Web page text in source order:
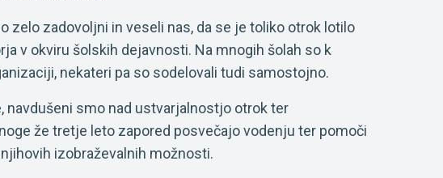
zelo zadovoljni in veseli nas, da se je toliko otrok lotilo
v okviru šolskih dejavnosti. Na mnogih šolah so k
nekateri pa so sodelovali tudi samostojno.
navdušeni smo nad ustvarjalnostjo otrok ter
že tretje leto zapored posvečajo vodenju ter pomoči
izobraževalnih možnosti.